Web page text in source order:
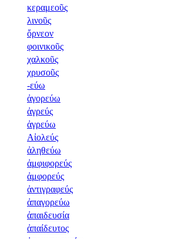
κεραμεοῦς
λινοῦς
ὄρνεον
φοινικοῦς
χαλκοῦς
χρυσοῦς
-εύω
ἀγορεύω
ἀγρεύς
ἀγρεύω
Αἰολεύς
ἀληθεύω
ἀμφιφορεύς
ἀμφορεύς
ἀντιγραφεύς
ἀπαγορεύω
ἀπαιδευσία
ἀπαίδευτος